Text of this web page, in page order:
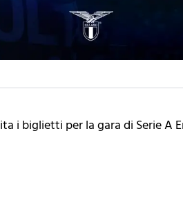
i biglietti per la gara di Serie